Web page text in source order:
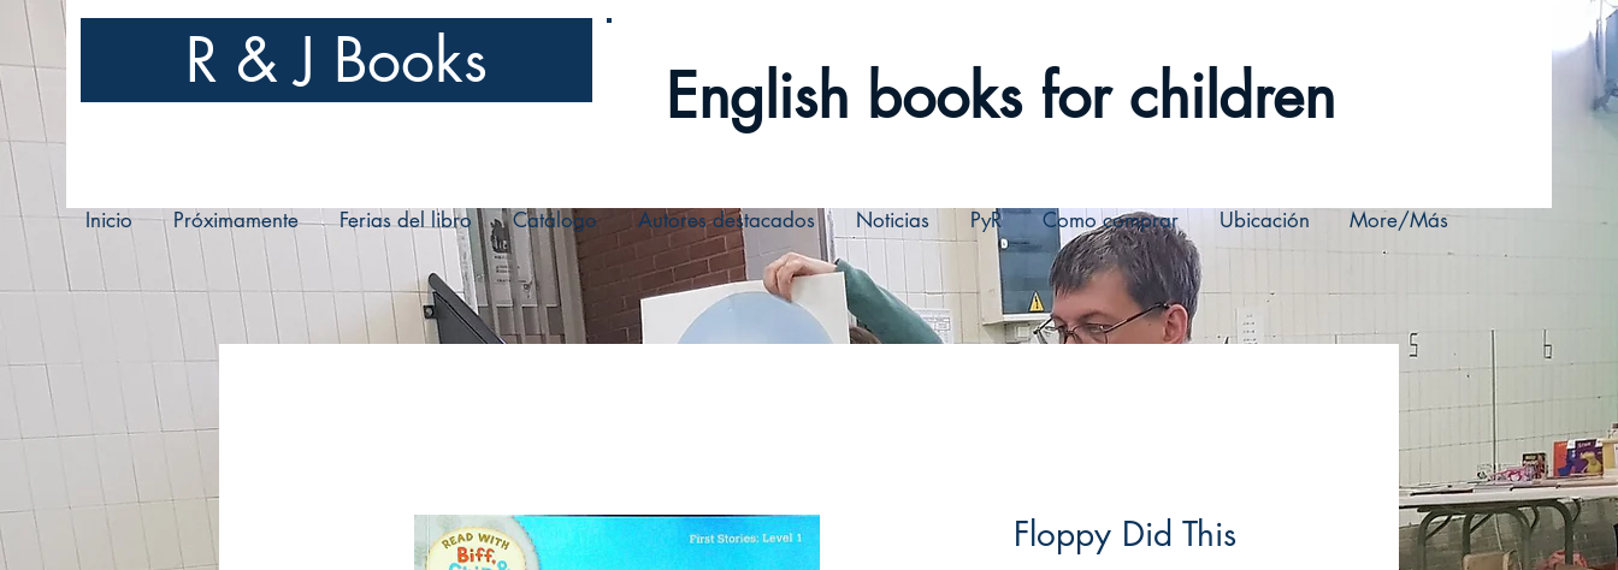
English books for children
R & J Books
Inicio Próximamente Ferias del libro Catálogo Autores destacados Noticias PyR Como comprar Ubicación More/Más
Floppy Did This